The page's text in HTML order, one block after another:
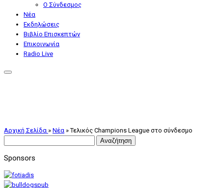
Ο Σύνδεσμος
Nέα
Εκδηλώσεις
Βιβλίο Επισκεπτών
Επικοινωνία
Radio Live
Αρχική Σελίδα » Nέα » Τελικός Champions League στο σύνδεσμο
Sponsors